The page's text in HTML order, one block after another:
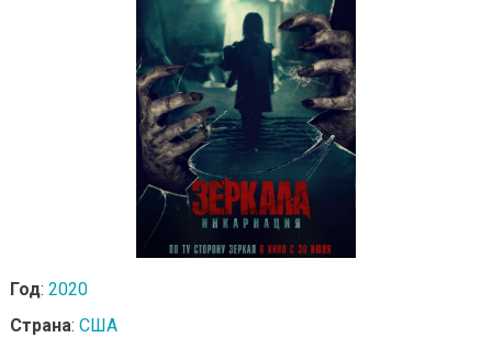
Год: 2020
Страна: США